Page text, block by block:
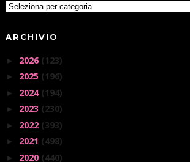
ARCHIVIO
► 2026 (123)
► 2025 (196)
► 2024 (194)
► 2023 (230)
► 2022 (393)
► 2021 (498)
► 2020 (440)